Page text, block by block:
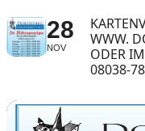
28
NOV
WWW.
ODER
08038-